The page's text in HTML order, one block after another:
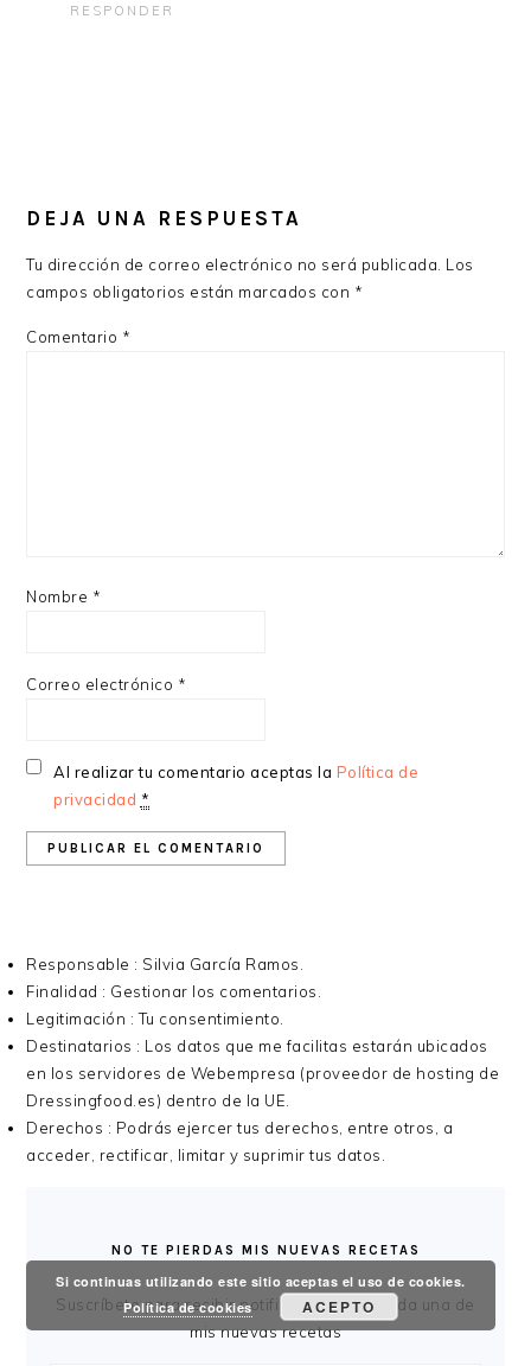
RESPONDER
DEJA UNA RESPUESTA
Tu dirección de correo electrónico no será publicada. Los
campos obligatorios están marcados con *
Comentario *
Nombre *
Correo electrónico *
Al realizar tu comentario aceptas la Política de
privacidad *
Responsable : Silvia García Ramos.
Finalidad : Gestionar los comentarios.
Legitimación : Tu consentimiento.
Destinatarios : Los datos que me facilitas estarán ubicados
en los servidores de Webempresa (proveedor de hosting de
Dressingfood.es) dentro de la UE.
Derechos : Podrás ejercer tus derechos, entre otros, a
acceder, rectificar, limitar y suprimir tus datos.
PRINCIPALNO TE PIERDAS MIS NUEVAS RECETAS
Suscríbete para recibir notificaciones de cada una de
mis nuevas recetas
Si continuas utilizando este sitio aceptas el uso de cookies.
Política de cookies
ACEPTO